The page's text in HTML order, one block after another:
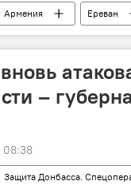
Армения Ереван
–
08:38
Защита Донбасса.